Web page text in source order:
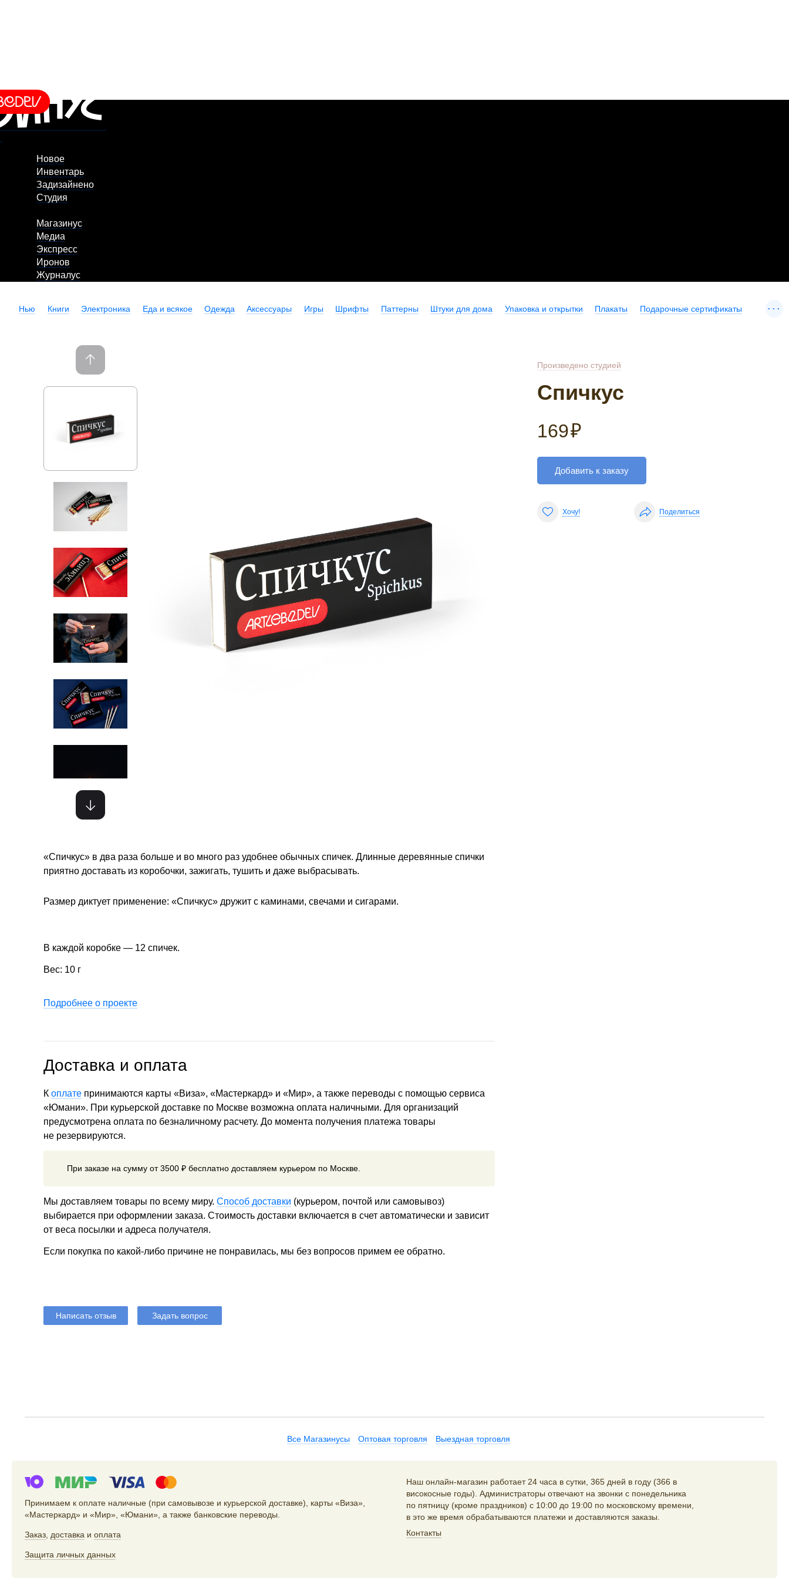
Новое
Инвентарь
Задизайнено
Студия
Магазинус
Медиа
Экспресс
Иронов
Журналус
Нью Книги Электроника Еда и всякое Одежда Аксессуары Игры Шрифты Паттерны Штуки для дома Упаковка и открытки Плакаты Подарочные сертификаты ...
Произведено студией
Спичкус
169₽
Добавить к заказу
Хочу! Поделиться
«Спичкус» в два раза больше и во много раз удобнее обычных спичек. Длинные деревянные спички
приятно доставать из коробочки, зажигать, тушить и даже выбрасывать.
Размер диктует применение: «Спичкус» дружит с каминами, свечами и сигарами.
В каждой коробке — 12 спичек.
Вес: 10 г
Подробнее о проекте
Доставка и оплата
К оплате принимаются карты «Виза», «Мастеркард» и «Мир», а также переводы с помощью сервиса
«Юмани». При курьерской доставке по Москве возможна оплата наличными. Для организаций
предусмотрена оплата по безналичному расчету. До момента получения платежа товары
не резервируются.
При заказе на сумму от 3500 ₽ бесплатно доставляем курьером по Москве.
Мы доставляем товары по всему миру. Способ доставки (курьером, почтой или самовывоз)
выбирается при оформлении заказа. Стоимость доставки включается в счет автоматически и зависит
от веса посылки и адреса получателя.
Если покупка по какой-либо причине не понравилась, мы без вопросов примем ее обратно.
Написать отзыв Задать вопрос
Все Магазинусы Оптовая торговля Выездная торговля
Принимаем к оплате наличные (при самовывозе и курьерской доставке), карты «Виза»,
«Мастеркард» и «Мир», «Юмани», а также банковские переводы.
Заказ доставка и оплата
Защита личных данных
Наш онлайн-магазин работает 24 часа в сутки, 365 дней в году (366 в
високосные годы). Администраторы отвечают на звонки с понедельника
по пятницу (кроме праздников) с 10:00 до 19:00 по московскому времени,
в это же время обрабатываются платежи и доставляются заказы.
Контакты